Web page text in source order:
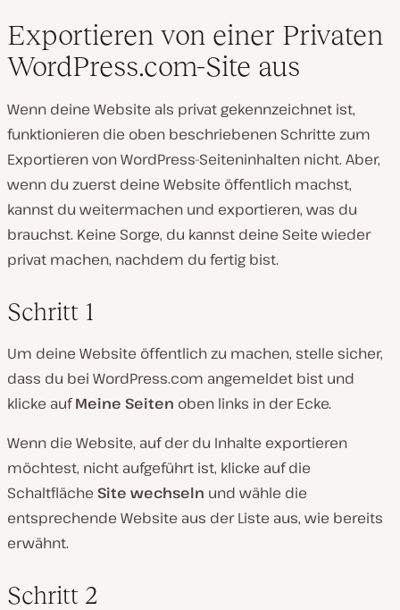
Exportieren von einer Privaten
WordPress.com-Site aus
Wenn deine Website als privat gekennzeichnet ist,
funktionieren die oben beschriebenen Schritte zum
Exportieren von WordPress-Seiteninhalten nicht. Aber,
wenn du zuerst deine Website öffentlich machst,
kannst du weitermachen und exportieren, was du
brauchst. Keine Sorge, du kannst deine Seite wieder
privat machen, nachdem du fertig bist.
Schritt 1
Um deine Website öffentlich zu machen, stelle sicher,
dass du bei WordPress.com angemeldet bist und
klicke aufMeine Seiten oben links in der Ecke.
Wenn die Website, auf der du Inhalte exportieren
möchtest, nicht aufgeführt ist, klicke auf die
Schaltfläche Site wechseln und wähle die
entsprechende Website aus der Liste aus, wie bereits
erwähnt.
Schritt 2